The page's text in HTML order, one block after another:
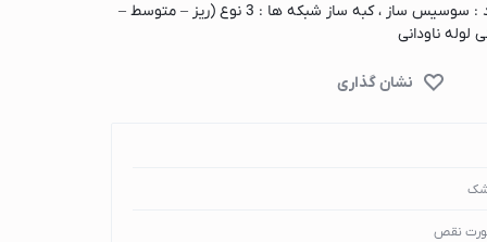
: 2 کیلوگرم در هر دقیقه عملکرد : سوسیس ساز ، کبه ساز شبکه ها : 3 نوع (ریز – متوسط –
ناودانی
نقص